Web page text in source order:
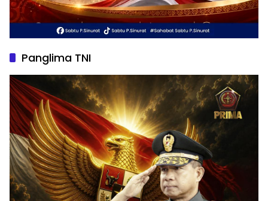
Panglima TNI